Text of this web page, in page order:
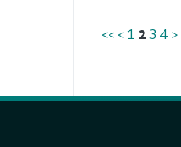
<< < 1 2 3 4 >